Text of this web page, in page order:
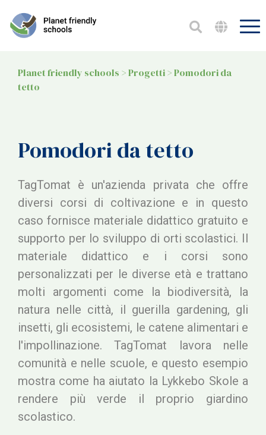
Planet friendly schools >Progetti>Pomodori da
tetto
Pomodori da tetto
TagTomat è un'azienda privata che offre
diversi corsi di coltivazione e in questo
caso fornisce materiale didattico gratuito e
supporto per lo sviluppo di orti scolastici. Il
materiale didattico e i corsi sono
personalizzati per le diverse età e trattano
molti argomenti come la biodiversità, la
natura nelle città, il guerilla gardening, gli
insetti, gli ecosistemi, le catene alimentari e
l'impollinazione. TagTomat lavora nelle
comunità e nelle scuole, e questo esempio
mostra come ha aiutato la Lykkebo Skole a
rendere più verde il proprio giardino
scolastico.